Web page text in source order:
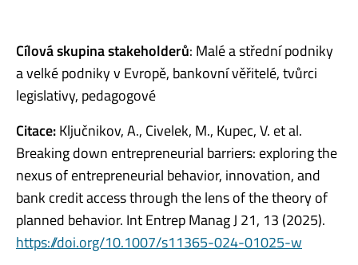
Cílová skupina stakeholderů: Malé a střední podniky
a velké podniky v Evropě, bankovní věřitelé, tvůrci
legislativy, pedagogové
Citace:Ključnikov, A., Civelek, M., Kupec, V. et al.
Breaking down entrepreneurial barriers: exploring the
nexus of entrepreneurial behavior, innovation, and
bank credit access through the lens of the theory of
planned behavior. Int Entrep Manag J 21, 13 (2025).
https://doi.org/10.1007/s11365-024-01025-w